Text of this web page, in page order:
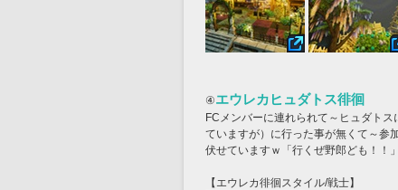
④エウレカヒュダトス徘徊
FCメンバーに連れられて～ヒュダト
ていますが）に行った事が無くて～参
伏せていますｗ「行くぜ野郎ども！
【エウレカ徘徊スタイル/戦士】